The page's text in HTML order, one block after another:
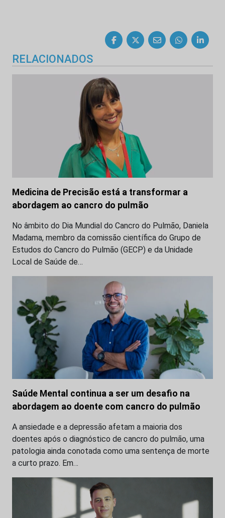
RELACIONADOS
Medicina de Precisão está a transformar a
abordagem ao cancro do pulmão
No âmbito do Dia Mundial do Cancro do Pulmão, Daniela
Madama, membro da comissão científica do Grupo de
Estudos do Cancro do Pulmão (GECP) e da Unidade
Local de Saúde de…
Saúde Mental continua a ser um desafio na
abordagem ao doente com cancro do pulmão
A ansiedade e a depressão afetam a maioria dos
doentes após o diagnóstico de cancro do pulmão, uma
patologia ainda conotada como uma sentença de morte
a curto prazo. Em…